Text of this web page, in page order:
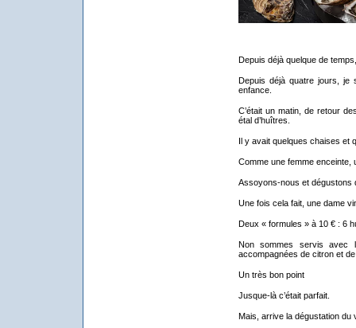
Depuis déjà quelque de
Depuis déjà quatre jours, je
enfance.
C’était un matin, de retour
étal d’huîtres.
Il y avait quelques chaises et
Comme une femme enceinte,
Assoyons-nous et dégustons
Une fois cela fait, une dame
Deux « formules » à 10 € : 6
Non sommes servis avec
accompagnées de citron et de
Un très bon point
Jusque-là c’était parfait.
Mais, arrive la dégustation du